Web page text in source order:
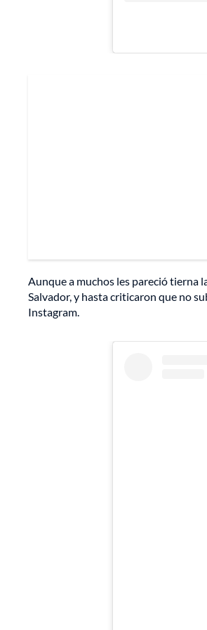
Aunque a muchos les pareció tierna
Salvador, y hasta criticaron que no
Instagram.